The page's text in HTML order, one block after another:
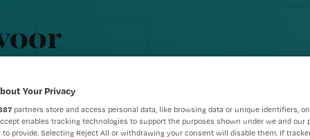
Your Privacy
partners store and access personal data, like browsing data or unique identifiers,
enables tracking technologies to support the purposes shown under we and our
to provide. Selecting Reject All or withdrawing your consent will disable them. If